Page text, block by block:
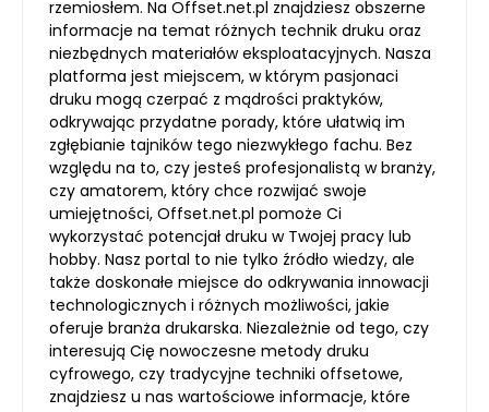
rzemiosłem. Na Offset.net.pl znajdziesz obszerne
informacje na temat różnych technik druku oraz
niezbędnych materiałów eksploatacyjnych. Nasza
platforma jest miejscem, w którym pasjonaci
druku mogą czerpać z mądrości praktyków,
odkrywając przydatne porady, które ułatwią im
zgłębianie tajników tego niezwykłego fachu. Bez
względu na to, czy jesteś profesjonalistą w branży,
czy amatorem, który chce rozwijać swoje
umiejętności, Offset.net.pl pomoże Ci
wykorzystać potencjał druku w Twojej pracy lub
hobby. Nasz portal to nie tylko źródło wiedzy, ale
także doskonałe miejsce do odkrywania innowacji
technologicznych i różnych możliwości, jakie
oferuje branża drukarska. Niezależnie od tego, czy
interesują Cię nowoczesne metody druku
cyfrowego, czy tradycyjne techniki offsetowe,
znajdziesz u nas wartościowe informacje, które